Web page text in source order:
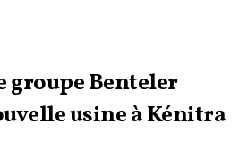
groupe Benteler
usine à Kénitra